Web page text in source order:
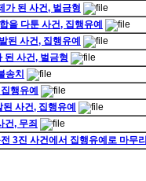
가 된 사건, 벌금형
을 다툰 사건, 집행유예
된 사건, 집행유예
된 사건, 벌금형
송치
행유예
사건, 집행유예
건, 무죄
3진 사건에서 집행유예로 마무리